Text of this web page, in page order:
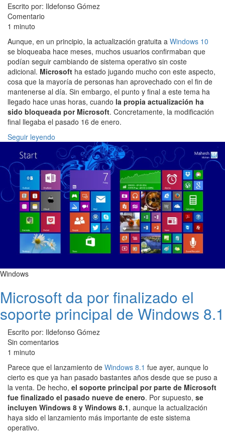
Escrito por: Ildefonso Gómez
Comentario
1 minuto
Aunque, en un principio, la actualización gratuita a Windows 10
se bloqueaba hace meses, muchos usuarios confirmaban que
podían seguir cambiando de sistema operativo sin coste
adicional. Microsoft ha estado jugando mucho con este aspecto,
cosa que la mayoría de personas han aprovechado con el fin de
mantenerse al día. Sin embargo, el punto y final a este tema ha
llegado hace unas horas, cuando la propia actualización ha
sido bloqueada por Microsoft. Concretamente, la modificación
final llegaba el pasado 16 de enero.
Seguir leyendo
Windows
Microsoft da por finalizado el
soporte principal de Windows 8.1
Escrito por: Ildefonso Gómez
Sin comentarios
1 minuto
Parece que el lanzamiento de Windows 8.1 fue ayer, aunque lo
cierto es que ya han pasado bastantes años desde que se puso a
la venta. De hecho, el soporte principal por parte de Microsoft
fue finalizado el pasado nueve de enero. Por supuesto, se
incluyen Windows 8 y Windows 8.1, aunque la actualización
haya sido el lanzamiento más importante de este sistema
operativo.